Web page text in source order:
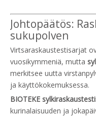
Johtopäätös:
sukupolven
Virtsaraskaustestisarjat
vuosikymmeniä, mutta
merkitsee uutta
ja käyttökokemuksessa.
BIOTEKE
kurinalaisuuden ja